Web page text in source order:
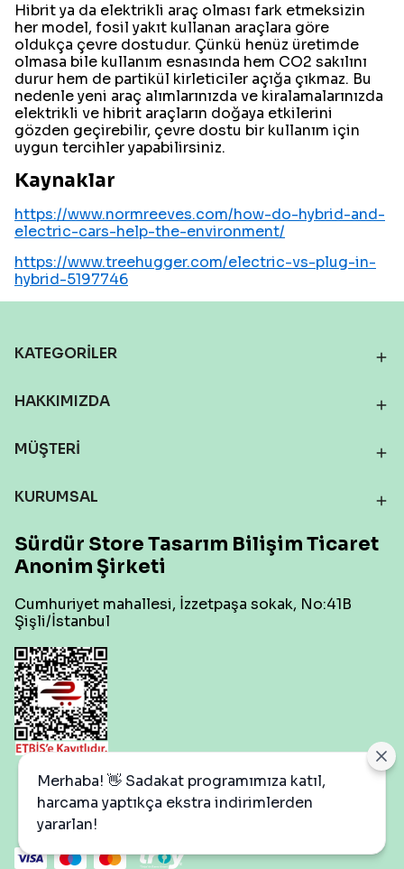
Hibrit ya da elektrikli araç olması fark etmeksizin
her model, fosil yakıt kullanan araçlara göre
oldukça çevre dostudur. Çünkü henüz üretimde
olmasa bile kullanım esnasında hem CO2 sakılını
durur hem de partikül kirleticiler açığa çıkmaz. Bu
nedenle yeni araç alımlarınızda ve kiralamalarınızda
elektrikli ve hibrit araçların doğaya etkilerini
gözden geçirebilir, çevre dostu bir kullanım için
uygun tercihler yapabilirsiniz.
Kaynaklar
https://www.normreeves.com/how-do-hybrid-and-
electric-cars-help-the-environment/
https://www.treehugger.com/electric-vs-plug-in-
hybrid-5197746
KATEGORİLER
HAKKIMIZDA
MÜŞTERİ
KURUMSAL
Sürdür Store Tasarım Bilişim Ticaret
Anonim Şirketi
Cumhuriyet mahallesi, İzzetpaşa sokak, No:41B
Şişli/İstanbul
Merhaba! 👋 Sadakat programımıza katıl,
harcama yaptıkça ekstra indirimlerden
yararlan!